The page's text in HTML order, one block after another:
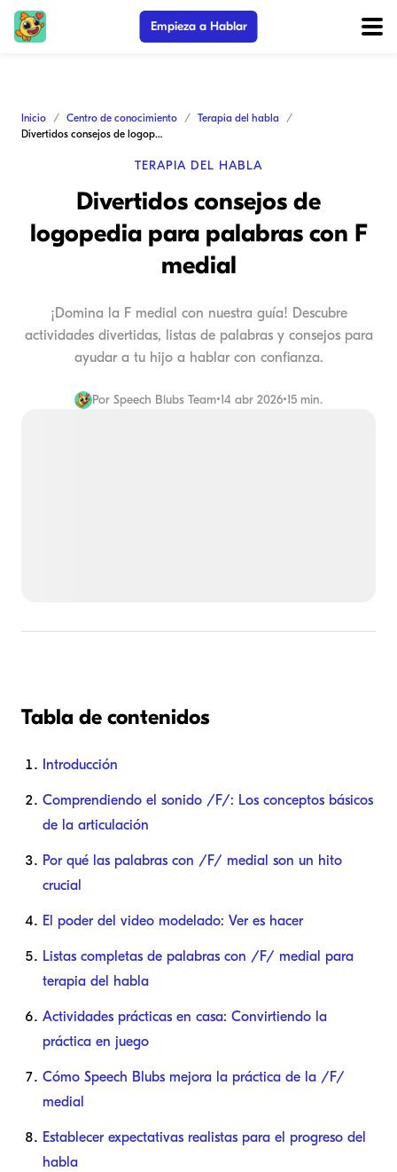
Empieza a Hablar
Inicio Centro de conocimiento
Terapia del habla
Divertidos consejos de logopedia para palabras con F medial
TERAPIA DEL HABLA
Divertidos consejos de
logopedia para palabras con F
medial
¡Domina la F medial con nuestra guía! Descubre
actividades divertidas, listas de palabras y consejos para
ayudar a tu hijo a hablar con confianza.
Por Speech Blubs Team•14 abr 2026•15 min.
Tabla de contenidos
Introducción
Comprendiendo el sonido /F/: Los conceptos básicos
de la articulación
Por qué las palabras con /F/ medial son un hito
crucial
El poder del video modelado: Ver es hacer
Listas completas de palabras con /F/ medial para
terapia del habla
Actividades prácticas en casa: Convirtiendo la
práctica en juego
Cómo Speech Blubs mejora la práctica de la /F/
medial
Establecer expectativas realistas para el progreso del
habla